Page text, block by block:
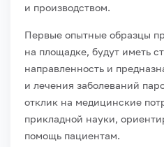
и производством.
Первые опытные образцы
на площадке, будут иметь
направленность и
и лечения заболеваний
отклик на медицинские
прикладной науки,
помощь пациентам.